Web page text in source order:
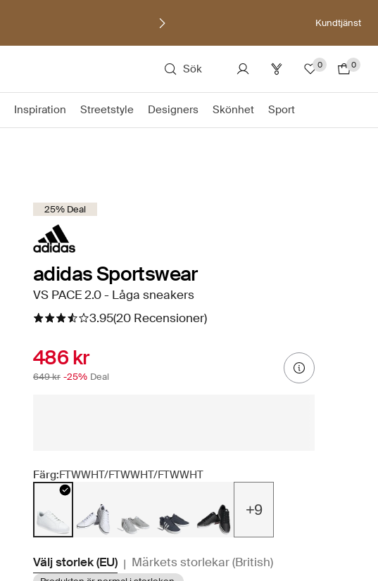
Kundtjänst
Sök 0 0
Inspiration Streetstyle Designers Skönhet Sport
25% Deal
adidas Sportswear
VS PACE 2.0 - Låga sneakers
3.95(20 Recensioner)
486 kr
649 kr -25% Deal
Färg:FTWWHT/FTWWHT/FTWWHT
+9
Välj storlek (EU) | Märkets storlekar (British)